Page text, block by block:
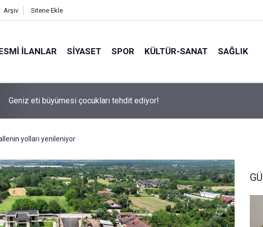
Arşiv Sitene Ekle
İLANLAR SİYASET SPOR KÜLTÜR-SANAT SAĞLIK
Bilişim 500 Araştırması’nın sonuçları açıklandı
yolları yenileniyor